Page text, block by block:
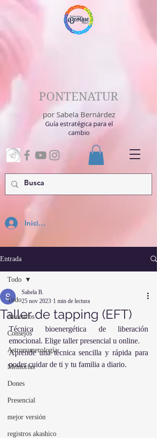
Inicia Sesión
PONTENATUR
por Sabela Bernárdez
Guía estratégica para el
cambio
Entrada
Todo
Ancestros
Consejos
Astronumerología
Memorias
Dones
Presencial
mejor versión
registros akashico
Todo
Taller de tapping (EFT)
Sabela B.
25 nov 2023 1 min de lectura
Técnica bioenergética de liberación
emocional. Elige taller presencial u online.
Aprende una técnica sencilla y rápida para
poder cuidar de ti y tu familia a diario.